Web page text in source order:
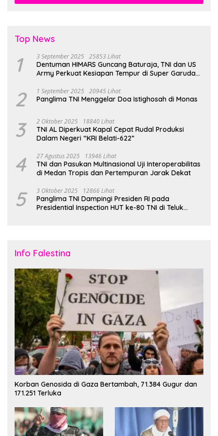
Top News
1 3 September 2025 25853 Lihat
Dentuman HIMARS Guncang Baturaja, TNI dan US
Army Perkuat Kesiapan Tempur di Super Garuda
2 1 September 2025 20945 Lihat
Panglima TNI Menggelar Doa Istighosah di Monas
3 2 Oktober 2025 18840 Lihat
TNI AL Diperkuat Kapal Cepat Rudal Produksi
Dalam Negeri “KRI Belati-622”
4 27 Agustus 2025 13946 Lihat
TNI dan Pasukan Multinasional Uji Interoperabilitas
di Medan Tropis dan Pertempuran Jarak Dekat
5 3 Oktober 2025 12866 Lihat
Panglima TNI Dampingi Presiden RI pada
Presidential Inspection HUT ke-80 TNI di Teluk
Info Falestina
Korban Genosida di Gaza Bertambah, 71.384 Gugur dan
171.251 Terluka